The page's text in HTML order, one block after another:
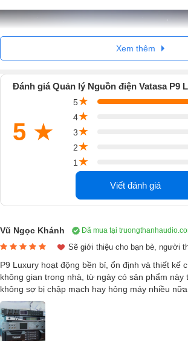
Quản lý Nguồn điện Vatasa P9 Luxury- thiết
không thể thiếu và rất cần thiết đối với hệ thống
bị âm thanh đa phần đều có công suất lớn, việc
đồng thời sẽ làm sụt điện áp và làm giảm tuổi
Karaoke, Amply Karaoke, Loa.
Xem thêm
Đánh giá Quản lý Nguồn điện Vatasa P9
5 ★
5★
4★
3★
2★
1 ★
Viết đánh giá
Vũ Ngọc Khánh Đã mua tại
Sẽ giới thiệu cho bạn bè, người
P9 Luxury hoạt động bền bỉ, ổn định và thiết kế
không gian trong nhà, từ ngày có sản phẩm này
không sợ bị chập mạch hay hỏng máy nhiều nữa